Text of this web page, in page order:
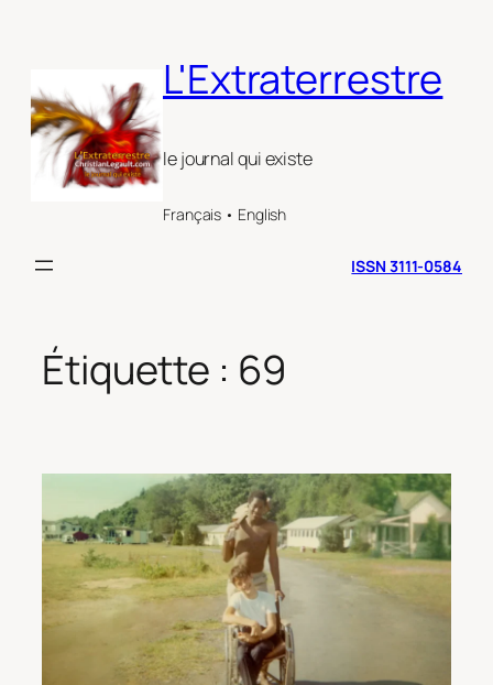
L'Extraterrestre
le journal qui existe
Français • English
ISSN 3111-0584
Étiquette : 69